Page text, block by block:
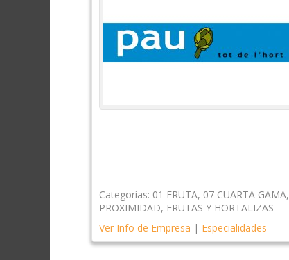
Categorías: 01 FRUTA, 07 CUARTA GAMA,
PROXIMIDAD, FRUTAS Y HORTALIZAS
Ver Info de Empresa | Especialidades